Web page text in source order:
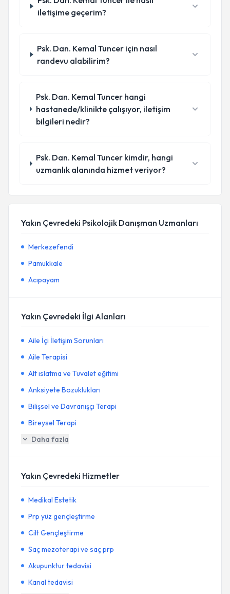
iletişime geçerim?
Psk. Dan. Kemal Tuncer için nasıl
randevu alabilirim?
Psk. Dan. Kemal Tuncer hangi
hastanede/klinikte çalışıyor, iletişim
bilgileri nedir?
Psk. Dan. Kemal Tuncer kimdir, hangi
uzmanlık alanında hizmet veriyor?
Yakın Çevredeki Psikolojik Danışman Uzmanları
Merkezefendi
Pamukkale
Acıpayam
Yakın Çevredeki İlgi Alanları
Aile İçi İletişim Sorunları
Aile Terapisi
Alt ıslatma ve Tuvalet eğitimi
Anksiyete Bozuklukları
Bilişsel ve Davranışçı Terapi
Bireysel Terapi
Daha fazla
Yakın Çevredeki Hizmetler
Medikal Estetik
Prp yüz gençleştirme
Cilt Gençleştirme
Saç mezoterapi ve saç prp
Akupunktur tedavisi
Kanal tedavisi